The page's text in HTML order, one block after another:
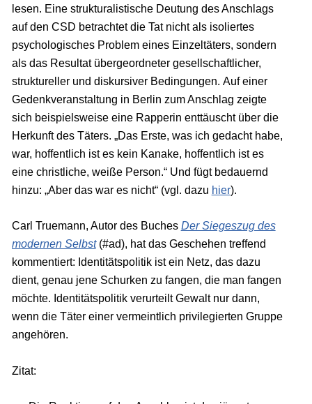
lesen. Eine strukturalistische Deutung des Anschlags
auf den CSD betrachtet die Tat nicht als isoliertes
psychologisches Problem eines Einzeltäters, sondern
als das Resultat übergeordneter gesellschaftlicher,
struktureller und diskursiver Bedingungen. Auf einer
Gedenkveranstaltung in Berlin zum Anschlag zeigte
sich beispielsweise eine Rapperin enttäuscht über die
Herkunft des Täters. „Das Erste, was ich gedacht habe,
war, hoffentlich ist es kein Kanake, hoffentlich ist es
eine christliche, weiße Person.“ Und fügt bedauernd
hinzu: „Aber das war es nicht“ (vgl. dazu hier).
Carl Truemann, Autor des Buches Der Siegeszug des
modernen Selbst(#ad), hat das Geschehen treffend
kommentiert: Identitätspolitik ist ein Netz, das dazu
dient, genau jene Schurken zu fangen, die man fangen
möchte. Identitätspolitik verurteilt Gewalt nur dann,
wenn die Täter einer vermeintlich privilegierten Gruppe
angehören.
Zitat: